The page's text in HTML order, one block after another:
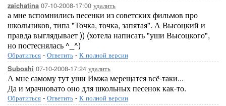
zaichatina 07-10-2008-17:00 удалить
а мне вспомнились песенки из советских фильмов про
школьников, типа "Точка, точка, запятая". А Высоцкий и
правда выглядывает )) (хотела написать "уши Высоцкого",
но постеснялась ^_^)
Обратиться - Ответить - К полной версии
Suboshi 07-10-2008-17:24 удалить
А мне самому тут уши Имжа мерещатся всё-таки...
Да и мрачновато оно для школьных песенок как-то.
Обратиться - Ответить - К полной версии